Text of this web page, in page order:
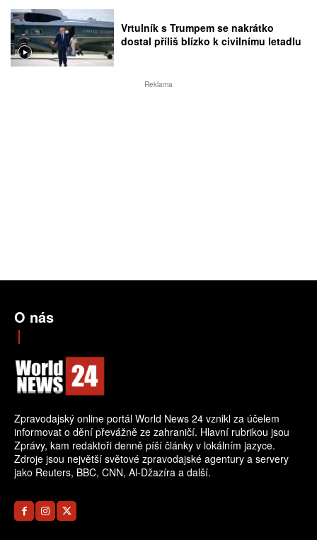
Vrtulník s Trumpem se nakrátko
dostal příliš blízko k civilnímu letadlu
Reklama
O nás
Zpravodajský online portál World News 24 vznikl za účelem
informovat o dění převážně ze zahraničí. Hlavní rubrikou jsou
Zprávy, kam redaktoři denně píší články v lokálním jazyce.
Zdroje jsou největší světové zpravodajské agentury a servery
jako Reuters, BBC, CNN, Al-Džazíra a další.